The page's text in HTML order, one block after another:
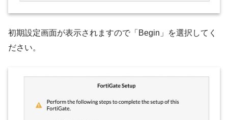
初期設定画面が表示されますので「Begin」を選択してく
ださい。